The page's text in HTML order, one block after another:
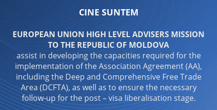
CINE SUNTEM
EUROPEAN UNION HIGH LEVEL ADVISERS MISSION
TO THE REPUBLIC OF MOLDOVA
assist in developing the capacities required for the
implementation of the Association Agreement (AA),
including the Deep and Comprehensive Free Trade
Area (DCFTA), as well as to ensure the necessary
follow-up for the post – visa liberalisation stage.